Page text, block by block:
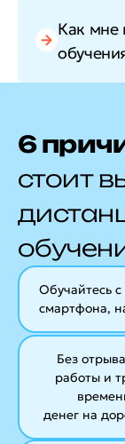
Как мне
6
стоит
Обучайтесь
смартфона,
Без
работы и
денег на